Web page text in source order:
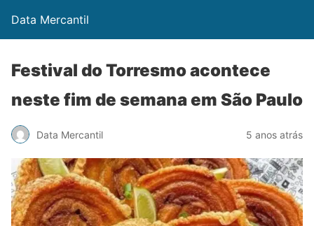
Data Mercantil
Festival do Torresmo acontece
neste fim de semana em São Paulo
Data Mercantil 5 anos atrás